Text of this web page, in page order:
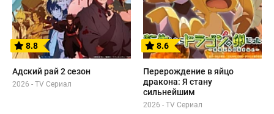
8.8
Адский рай 2 сезон
2026 - TV Сериал
8.6
Перерождение в яйцо
дракона: Я стану
сильнейшим
2026 - TV Сериал